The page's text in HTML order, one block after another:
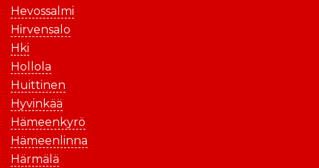
Hevossalmi
Hirvensalo
Hki
Hollola
Huittinen
Hyvinkää
Hämeenkyrö
Hämeenlinna
Härmälä